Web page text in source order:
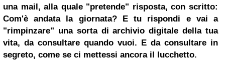
una mail, alla quale "pretende" risposta, con scritto:
Com'è andata la giornata? E tu rispondi e vai a
"rimpinzare" una sorta di archivio digitale della tua
vita, da consultare quando vuoi. E da consultare in
segreto, come se ci mettessi ancora il lucchetto.